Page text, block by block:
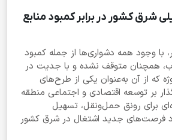
شرق کشور در برابر کمبود منابع
با وجود همه دشواری‌ها از جمله کمبود
همچنان متوقف نشده و با جدیت در
که از آن به‌عنوان یکی از طرح‌های
بر توسعه اقتصادی و اجتماعی منطقه
برای رونق حمل‌ونقل، تسهیل
فرصت‌های جدید اشتغال در شرق کشور